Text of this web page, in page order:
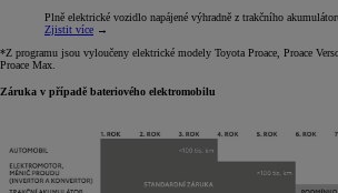
Plně elektrické vozidlo napájené výhradně z trakčního
Zjistit více →
*Z programu jsou vyloučeny elektrické modely Toyota Proace, Proace
Proace Max.
Záruka v případě bateriového elektromobilu